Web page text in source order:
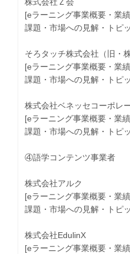
株式会社Ｚ会
[eラーニング事業概要・業
課題・市場への見解・トピ
そろタッチ株式会社（旧・
[eラーニング事業概要・業
課題・市場への見解・トピ
株式会社ベネッセコーポレ
[eラーニング事業概要・業
課題・市場への見解・トピ
④語学コンテンツ事業者
株式会社アルク
[eラーニング事業概要・業
課題・市場への見解・トピ
株式会社EdulinX
[eラーニング事業概要・業